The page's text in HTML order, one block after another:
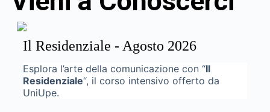
Il Residenziale - Agosto 2026
Esplora l’arte della comunicazione con “Il
Residenziale“, il corso intensivo offerto da
UniUpe.